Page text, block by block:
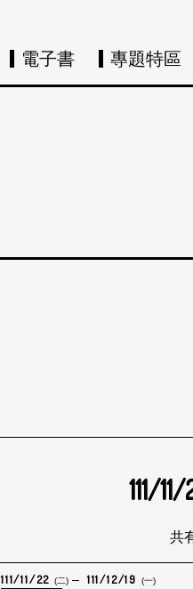
電子書 專題特區
111/
共
111/11/22 (二) 111/12/19 (一)